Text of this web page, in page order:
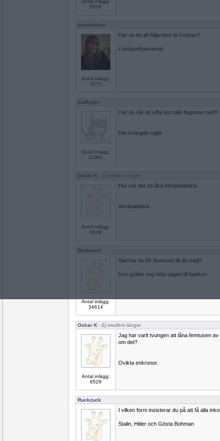
Antal inlägg:
6529
monketface
Antal inlägg:
1573
Har du tid att följa med till Grönan?
Lösögonfransarna!
Sotfinger
Antal inlägg:
22361
Har du nåt att vifta bort alla flugorna med?
Det svängde rejält
Oskar K - Ej medlem längre
Antal inlägg:
6529
Hur var det att åka bergodalbana.
Abrakadabra.
Ruckzuck
Antal inlägg:
34614
Vad har du för lösenord till din mejl?
Hon gråter nog hela vägen till banken.
Oskar K - Ej medlem längre
Antal inlägg:
6529
Jag har varit tvungen att låna femtusen
om det?
Ovikta enkronor.
Ruckzuck
I vilken form insisterar du på att få alla
Stalin, Hitler och Gösta Bohman